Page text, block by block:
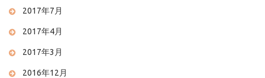
2017年7月
2017年4月
2017年3月
2016年12月